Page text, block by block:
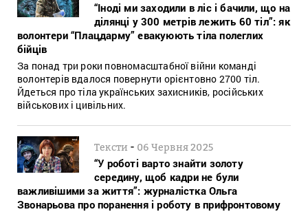
“Іноді ми заходили в ліс і бачили, що на
ділянці у 300 метрів лежить 60 тіл”: як
волонтери “Плацдарму” евакуюють тіла полеглих
бійців
За понад три роки повномасштабної війни команді
волонтерів вдалося повернути орієнтовно 2700 тіл.
Йдеться про тіла українських захисників, російських
військових і цивільних.
Тексти - 06 Червня 2025
“У роботі варто знайти золоту
середину, щоб кадри не були
важливішими за життя”: журналістка Ольга
Звонарьова про поранення і роботу в прифронтовому